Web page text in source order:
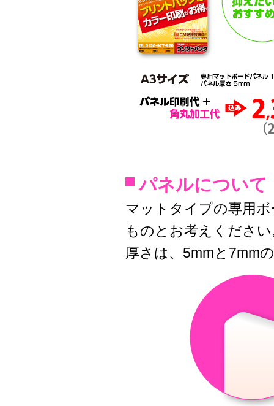
パネルについて
マットタイプの専用
ものとお考えくださ
厚さは、5mmと7mm